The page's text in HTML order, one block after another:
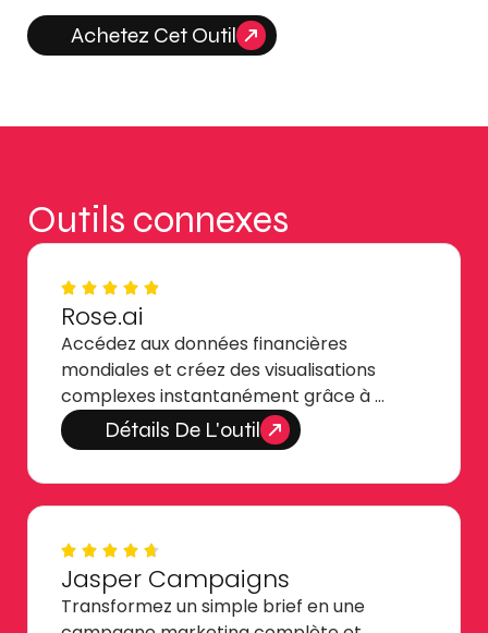
Achetez Cet Outil
Outils connexes
Rose.ai
Accédez aux données financières
mondiales et créez des visualisations
complexes instantanément grâce à …
Détails De L'outil
Jasper Campaigns
Transformez un simple brief en une